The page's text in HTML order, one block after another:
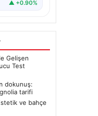
▲ +0.90%
Gelişen
Test
dokunuş:
tarifi
ve bahçe